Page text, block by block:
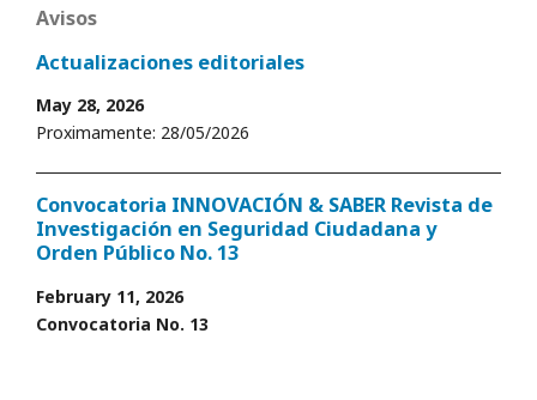
Avisos
Actualizaciones editoriales
May 28, 2026
Proximamente: 28/05/2026
Convocatoria INNOVACIÓN & SABER Revista de
Investigación en Seguridad Ciudadana y
Orden Público No. 13
February 11, 2026
Convocatoria No. 13